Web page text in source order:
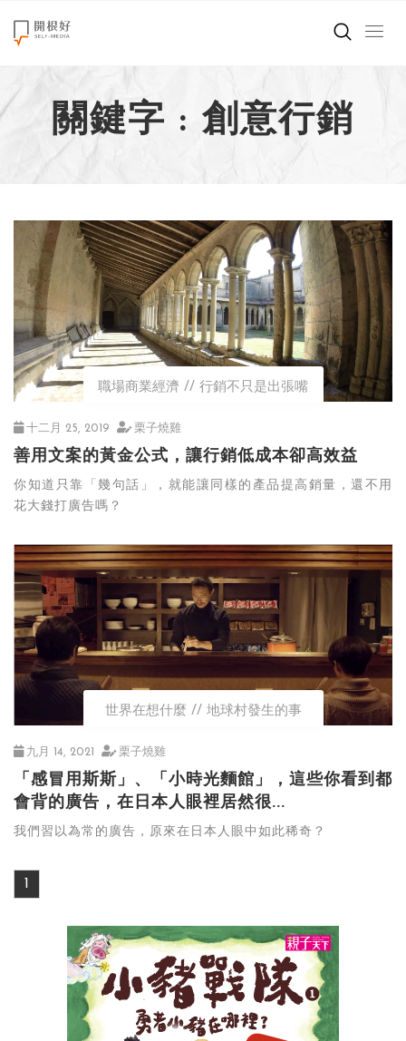
來點正能量
世界在想什麼
創造美好生活
職場商業經濟
影片專區
關於我們
關鍵字 : 創意行銷
職場商業經濟 行銷不只是出張嘴
十二月 25, 2019 栗子燒雞
善用文案的黃金公式，讓行銷低成本卻高效益
你知道只靠「幾句話」，就能讓同樣的產品提高銷量，還不用
花大錢打廣告嗎？
世界在想什麼 地球村發生的事
九月 14, 2021 栗子燒雞
「感冒用斯斯」、「小時光麵館」，這些你看到都
會背的廣告，在日本人眼裡居然很...
我們習以為常的廣告，原來在日本人眼中如此稀奇？
1